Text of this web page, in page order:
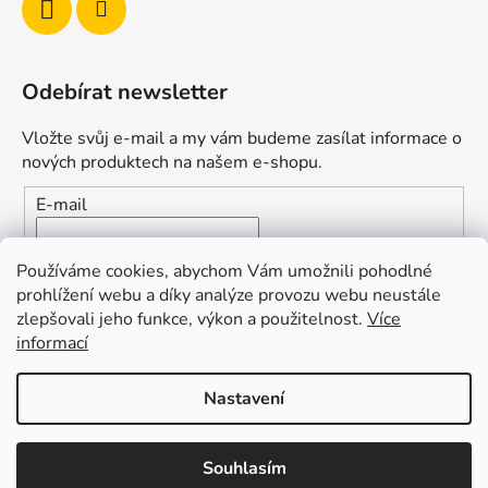
Používáme cookies, abychom Vám umožnili pohodlné
prohlížení webu a díky analýze provozu webu neustále
zlepšovali jeho funkce, výkon a použitelnost. Více
informací
Nastavení
Souhlasím
Odebírat newsletter
Vložte svůj e-mail a my vám budeme zasílat informace o
nových produktech na našem e-shopu.
E-mail
Vložením e-mailu souhlasíte s
podmínkami ochrany
osobních údajů
PŘIHLÁSIT SE
Vytvořil Shoptet
Duofishing. Všechna práva vyhrazena.